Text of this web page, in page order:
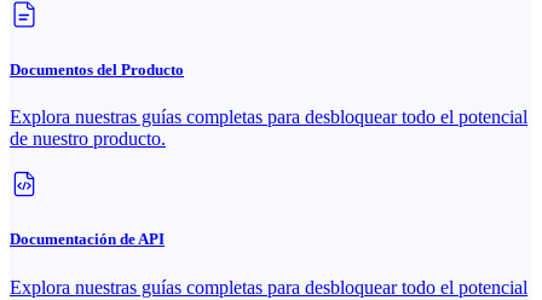
Documentos del Producto
Explora nuestras guías completas para desbloquear todo el potencial
de nuestro producto.
Documentación de API
Explora nuestras guías completas para desbloquear todo el potencial